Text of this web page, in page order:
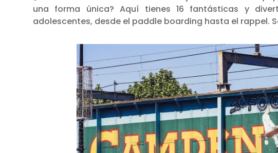
una forma única? Aquí tienes 16 fantásticas y
adolescentes, desde el paddle boarding hasta el rappel.